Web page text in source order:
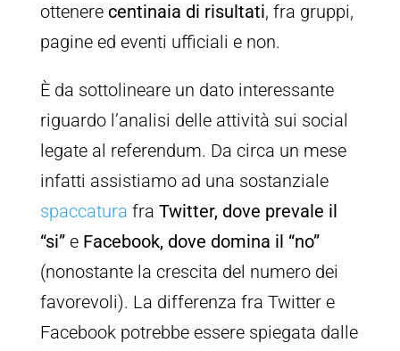
ottenere centinaia di risultati, fra gruppi,
pagine ed eventi ufficiali e non.
È da sottolineare un dato interessante
riguardo l’analisi delle attività sui social
legate al referendum. Da circa un mese
infatti assistiamo ad una sostanziale
spaccatura fra Twitter, dove prevale il
“si”e Facebook, dove domina il “no”
(nonostante la crescita del numero dei
favorevoli). La differenza fra Twitter e
Facebook potrebbe essere spiegata dalle